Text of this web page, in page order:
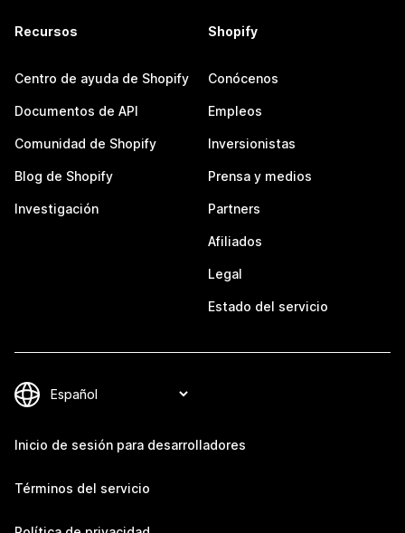
Recursos
Centro de ayuda de Shopify
Documentos de API
Comunidad de Shopify
Blog de Shopify
Investigación
Shopify
Conócenos
Empleos
Inversionistas
Prensa y medios
Partners
Afiliados
Legal
Estado del servicio
Inicio de sesión para desarrolladores
Términos del servicio